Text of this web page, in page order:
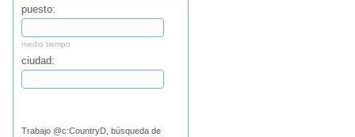
puesto:
medio tiempo
ciudad:
Trabajo @c:CountryD, búsqueda de